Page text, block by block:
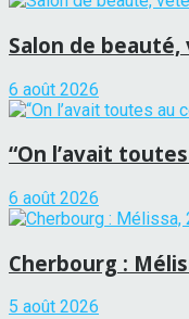
Salon de
6 août 2026
“On l’avait
6 août 2026
Cherbourg :
5 août 2026